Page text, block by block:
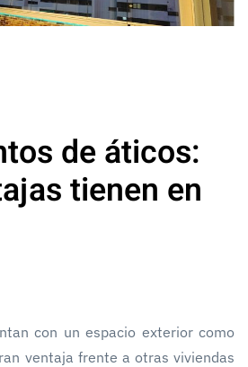
de áticos:
tienen en
con un espacio exterior como
ventaja frente a otras viviendas